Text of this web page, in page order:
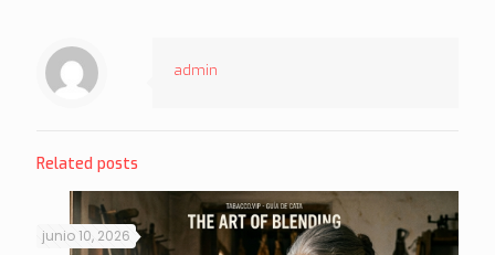
admin
Related posts
junio 10, 2026